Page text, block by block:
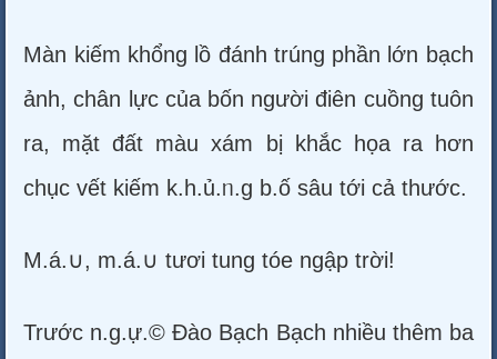
Màn kiếm khổng lồ đánh trúng phần lớn bạch
ảnh, chân lực của bốn người điên cuồng tuôn
ra, mặt đất màu xám bị khắc họa ra hơn
chục vết kiếm k.h.ủ.ᥒ.g b.ố sâu tới cả thước.
M.á.∪, m.á.∪ tươi tung tóe ngập trời!
Trước n.g.ự.© Đào Bạch Bạch nhiều thêm ba